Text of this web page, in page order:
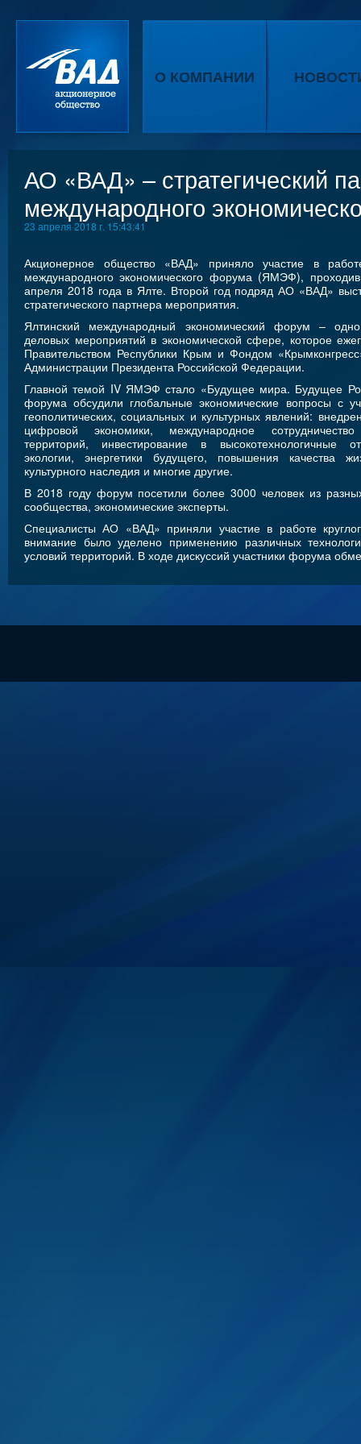
О КОМПАНИИ
АО «ВАД» – стратегический
международного
23 апреля 2018 г. 15:43:41
Акционерное общество «ВАД» приняло участие в
международного экономического форума (ЯМЭФ),
апреля 2018 года в Ялте. Второй год подряд АО «ВАД»
стратегического партнера мероприятия.
Ялтинский международный экономический форум –
деловых мероприятий в экономической сфере, которое
Правительством Республики Крым и Фондом
Администрации Президента Российской Федерации.
Главной темой IV ЯМЭФ стало «Будущее мира. Будущее
форума обсудили глобальные экономические вопросы с
геополитических, социальных и культурных явлений:
цифровой экономики, международное
территорий, инвестирование в высокотехнологичные
экологии, энергетики будущего, повышения качества
культурного наследия и многие другие.
В 2018 году форум посетили более 3000 человек из
сообщества, экономические эксперты.
Специалисты АО «ВАД» приняли участие в работе
внимание было уделено применению различных
условий территорий. В ходе дискуссий участники форума